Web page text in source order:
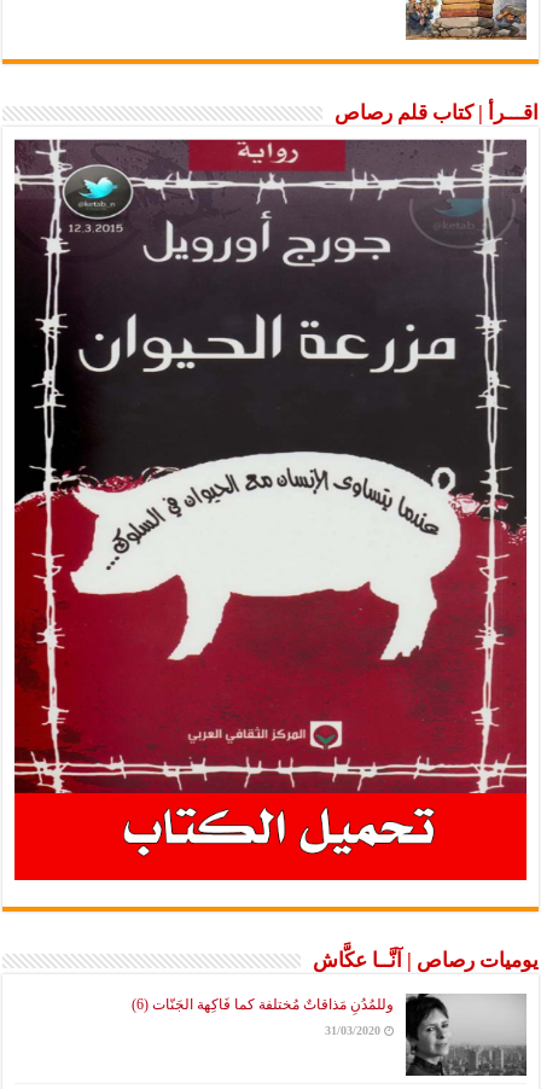
اقـــرأ | كتاب قلم رصاص
يوميات رصاص | آنَّــا عكَّاش
وللمُدُنِ مَذاقاتٌ مُختلفة كما فَاكِهة الجَنّات (6)
31/03/2020